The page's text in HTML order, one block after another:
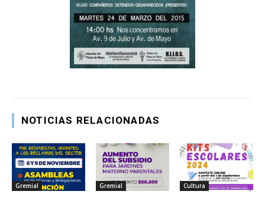
NOTICIAS RELACIONADAS
Gremial Gremial Cultura